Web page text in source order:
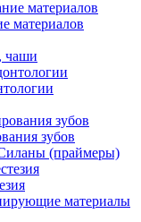
материалов
чаши
зубов
(праймеры)